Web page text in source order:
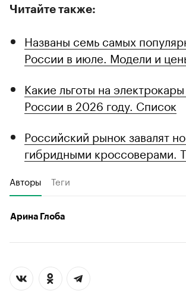
Читайте также:
Названы семь самых
России в июле. Модели и
Какие льготы на
России в 2026 году. Список
Российский рынок завалят
гибридными кроссоверами.
Авторы Теги
Арина Глоба